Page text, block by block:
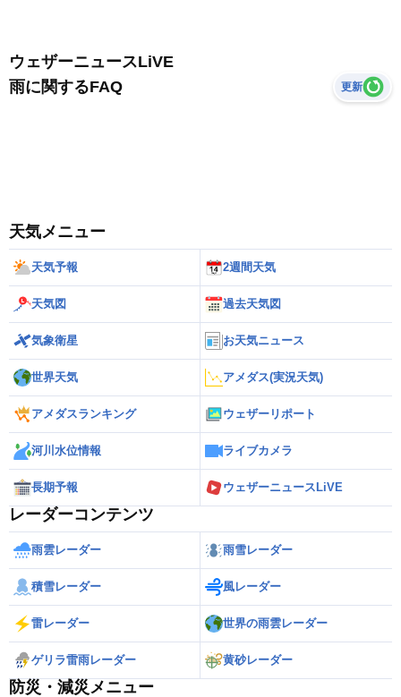
ウェザーニュースLiVE
雨に関するFAQ
更新
天気メニュー
天気予報 2週間天気
天気図 過去天気図
気象衛星 お天気ニュース
世界天気 アメダス(実況天気)
アメダスランキング ウェザーリポート
河川水位情報 ライブカメラ
長期予報 ウェザーニュースLiVE
レーダーコンテンツ
雨雲レーダー 雨雪レーダー
積雪レーダー 風レーダー
雷レーダー 世界の雨雲レーダー
ゲリラ雷雨レーダー 黄砂レーダー
防災・減災メニュー